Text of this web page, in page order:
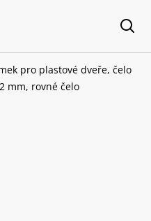
pro plastové dveře, čelo
mm, rovné čelo